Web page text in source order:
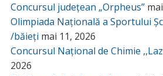
Concursul județean „Orpheus”
Olimpiada Națională a Sportului
/băieți mai 11, 2026
Concursul Național de Chimie
2026